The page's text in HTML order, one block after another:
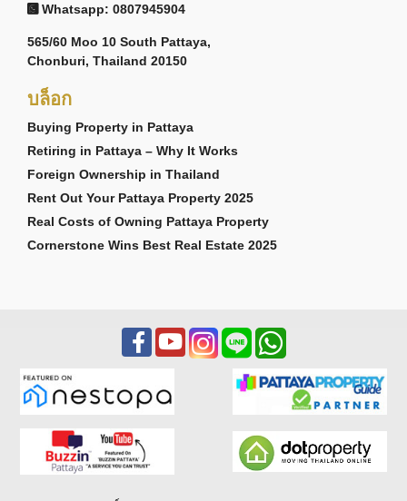
Whatsapp: 0807945904
565/60 Moo 10 South Pattaya,
Chonburi, Thailand 20150
บล็อก
Buying Property in Pattaya
Retiring in Pattaya – Why It Works
Foreign Ownership in Thailand
Rent Out Your Pattaya Property 2025
Real Costs of Owning Pattaya Property
Cornerstone Wins Best Real Estate 2025